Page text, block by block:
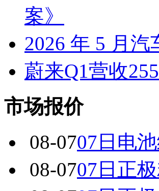
案》
2026 年 5 月
蔚来Q1营收
市场报价
08-0707日电
08-0707日正